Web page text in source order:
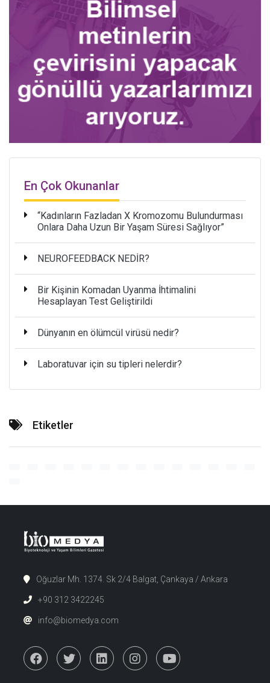
En Çok Okunanlar
“Kadınların Fazladan X Kromozomu Bulundurması
Onlara Daha Uzun Bir Yaşam Süresi Sağlıyor”
NEUROFEEDBACK NEDİR?
Bir Kişinin Komadan Uyanma İhtimalini
Hesaplayan Test Geliştirildi
Dünyanın en ölümcül virüsü nedir?
Laboratuvar için su tipleri nelerdir?
Etiketler
Oğuzlar Mh. 1374. Sk 2/4 Balgat, Çankaya / Ankara
+90 312 3422245
info@biomedya.com